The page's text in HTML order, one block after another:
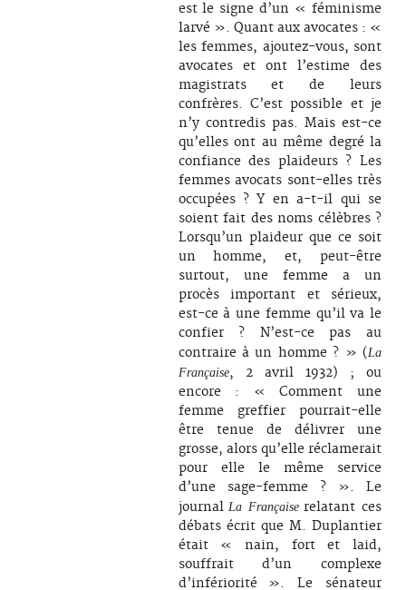
est le signe d’un « féminisme
larvé ». Quant aux avocates : «
les femmes, ajoutez-vous, sont
avocates et ont l’estime des
magistrats et de leurs
confrères. C’est possible et je
n’y contredis pas. Mais est-ce
qu’elles ont au même degré la
confiance des plaideurs ? Les
femmes avocats sont-elles très
occupées ? Y en a-t-il qui se
soient fait des noms célèbres ?
Lorsqu’un plaideur que ce soit
un homme, et, peut-être
surtout, une femme a un
procès important et sérieux,
est-ce à une femme qu’il va le
confier ? N’est-ce pas au
contraire à un homme ? » (La
Française, 2 avril 1932) ; ou
encore : « Comment une
femme greffier pourrait-elle
être tenue de délivrer une
grosse, alors qu’elle réclamerait
pour elle le même service
d’une sage-femme ? ». Le
journalLa Françaiserelatant ces
débats écrit que M. Duplantier
était « nain, fort et laid,
souffrait d’un complexe
d’infériorité ». Le sénateur